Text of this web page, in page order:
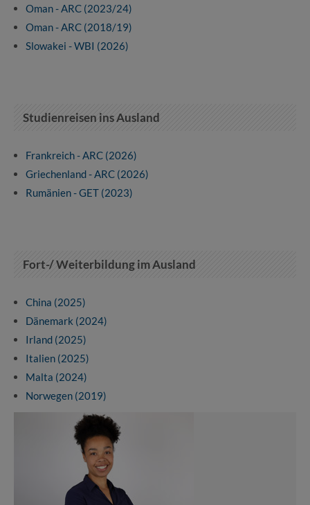
Oman - ARC (2023/24)
Oman - ARC (2018/19)
Slowakei - WBI (2026)
Studienreisen ins Ausland
Frankreich - ARC (2026)
Griechenland - ARC (2026)
Rumänien - GET (2023)
Fort-/ Weiterbildung im Ausland
China (2025)
Dänemark (2024)
Irland (2025)
Italien (2025)
Malta (2024)
Norwegen (2019)